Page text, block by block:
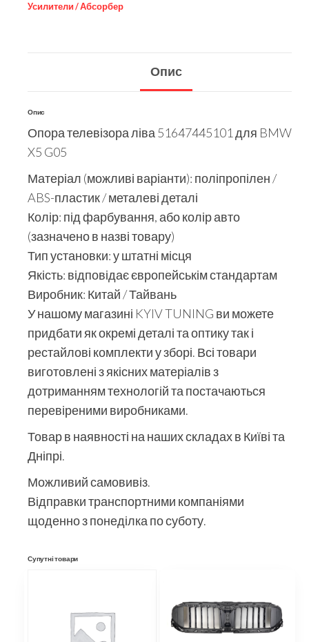
Усилители / Абсорбер
Опис
Опис
Опора телевізора ліва 51647445101 для BMW
X5 G05
Матеріал (можливі варіанти): поліпропілен /
ABS-пластик / металеві деталі
Колір: під фарбування, або колір авто
(зазначено в назві товару)
Тип установки: у штатні місця
Якість: відповідає європейськім стандартам
Виробник: Китай / Тайвань
У нашому магазині KYIV TUNING ви можете
придбати як окремі деталі та оптику так і
рестайлові комплекти у зборі. Всі товари
виготовлені з якісних матеріалів з
дотриманням технологій та постачаються
перевіреними виробниками.
Товар в наявності на наших складах в Київі та
Дніпрі.
Можливий самовивіз.
Відправки транспортними компаніями
щоденно з понеділка по суботу.
Супутні товари